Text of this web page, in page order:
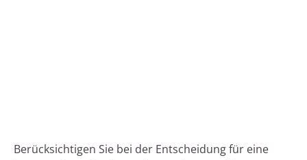
Berücksichtigen Sie bei der Entscheidung für eine